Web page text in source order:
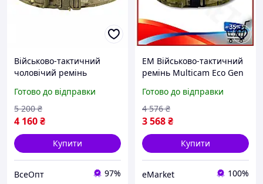
Військово-тактичний
чоловічий ремінь
BUCKLE, колір мультикам
розмір XL/XXL, міцний і
надійний
Готово до відправки
4 160₴
5 200 ₴
Купити
ВсеОпт 97%
EM Військово-тактичний
ремінь Multicam Eco Gen
спортсменів пістолетний
поясний р MAR_K
Готово до відправки
3 568₴
4 576 ₴
Купити
eMarket 100%